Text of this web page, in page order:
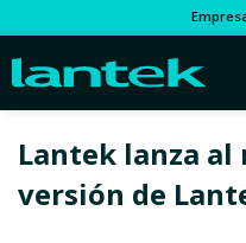
Lantek lanza al
versión de